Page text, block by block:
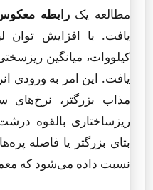
مطالعه یکرابطه
یافت. این امر به ورودی
مذاب بزرگتر، نرخ‌های
ریزساختاری بالقوه
بتای بزرگتر یا فاصله
نسبت داده می‌شود که